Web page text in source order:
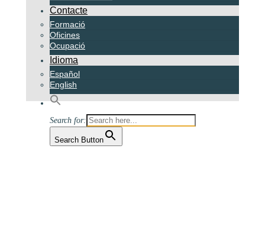
Patent unitària/UPC
Reconeixements
Contacte
Formació
Oficines
Ocupació
Idioma
Español
Search for: